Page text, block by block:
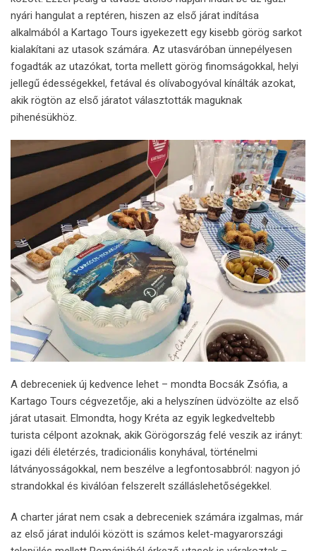
nyári hangulat a reptéren, hiszen az első járat indítása
alkalmából a Kartago Tours igyekezett egy kisebb görög sarkot
kialakítani az utasok számára. Az utasváróban ünnepélyesen
fogadták az utazókat, torta mellett görög finomságokkal, helyi
jellegű édességekkel, fetával és olívabogyóval kínálták azokat,
akik rögtön az első járatot választották maguknak
pihenésükhöz.
A debreceniek új kedvence lehet – mondta Bocsák Zsófia, a
Kartago Tours cégvezetője, aki a helyszínen üdvözölte az első
járat utasait. Elmondta, hogy Kréta az egyik legkedveltebb
turista célpont azoknak, akik Görögország felé veszik az irányt:
igazi déli életérzés, tradicionális konyhával, történelmi
látványosságokkal, nem beszélve a legfontosabbról: nagyon jó
strandokkal és kiválóan felszerelt szálláslehetőségekkel.
A charter járat nem csak a debreceniek számára izgalmas, már
az első járat indulói között is számos kelet-magyarországi